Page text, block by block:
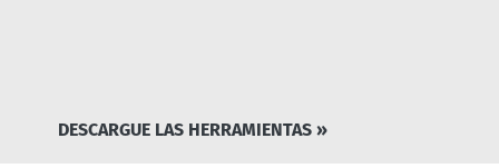
DESCARGUE LAS HERRAMIENTAS »